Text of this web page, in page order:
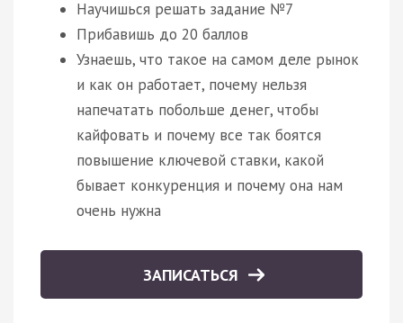
Научишься решать задание №7
Прибавишь до 20 баллов
Узнаешь, что такое на самом деле рынок
и как он работает, почему нельзя
напечатать побольше денег, чтобы
кайфовать и почему все так боятся
повышение ключевой ставки, какой
бывает конкуренция и почему она нам
очень нужна
ЗАПИСАТЬСЯ